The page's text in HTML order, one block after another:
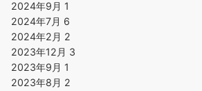
2024年9月 1
2024年7月 6
2024年2月 2
2023年12月 3
2023年9月 1
2023年8月 2